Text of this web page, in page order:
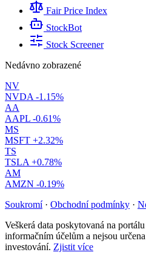
Fair Price Index
StockBot
Stock Screener
Nedávno zobrazené
NV
NVDA -1.15%
AA
AAPL -0.61%
MS
MSFT +2.32%
TS
TSLA +0.78%
AM
AMZN -0.19%
Soukromí · Obchodní podmínky ·
Veškerá data poskytovaná na
informačním účelům a nejsou
investování. Zjistit více